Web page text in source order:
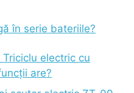
în serie bateriile?
electric cu
are?